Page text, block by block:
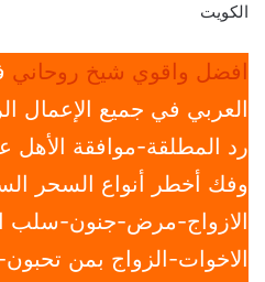
الكويت
افضل واقوي شيخ روحاني
العربي في جميع الإعمال
رد المطلقة-موافقة الأهل
وفك أخطر أنواع السحر
الازواج-مرض-جنون-سلب
الاخوات-الزواج بمن